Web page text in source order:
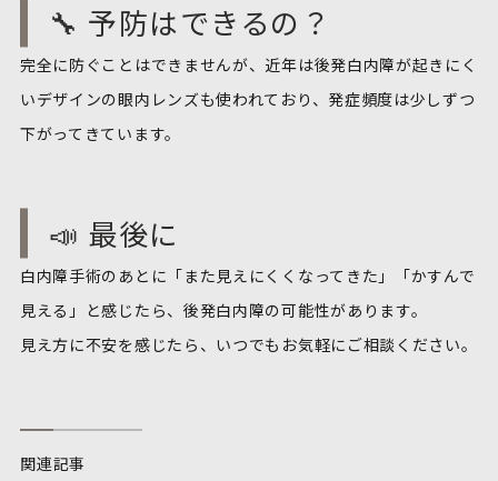
🔧 予防はできるの？
完全に防ぐことはできませんが、近年は後発白内障が起きにく
いデザインの眼内レンズも使われており、発症頻度は少しずつ
下がってきています。
📣 最後に
白内障手術のあとに「また見えにくくなってきた」「かすんで
見える」と感じたら、後発白内障の可能性があります。
見え方に不安を感じたら、いつでもお気軽にご相談ください。
関連記事